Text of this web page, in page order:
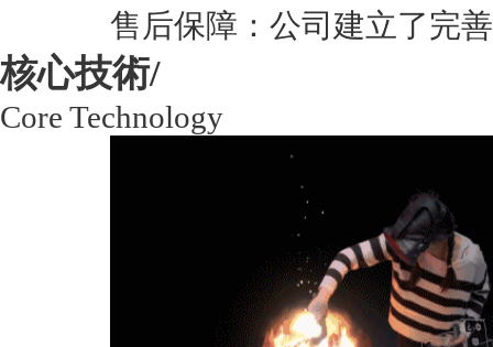
售后保障：公司建立了完
核心技術/
Core Technology